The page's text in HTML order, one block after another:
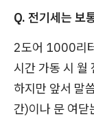
Q. 전기세는 보
2도어 1000리
시간 가동 시 월
하지만 앞서 말
간)이나 문 여닫